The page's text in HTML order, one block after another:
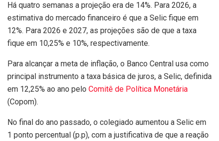
Há quatro semanas a projeção era de 14%. Para 2026, a
estimativa do mercado financeiro é que a Selic fique em
12%. Para 2026 e 2027, as projeções são de que a taxa
fique em 10,25% e 10%, respectivamente.
Para alcançar a meta de inflação, o Banco Central usa como
principal instrumento a taxa básica de juros, a Selic, definida
em 12,25% ao ano pelo Comitê de Política Monetária
(Copom).
No final do ano passado, o colegiado aumentou a Selic em
1 ponto percentual (p.p), com a justificativa de que a reação